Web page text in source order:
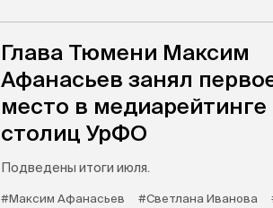
Глава Тюмени Максим
Афанасьев занял
место в медиарейтинге
столиц УрФО
Подведены итоги июля.
#Максим Афанасьев #Светлана Иванова